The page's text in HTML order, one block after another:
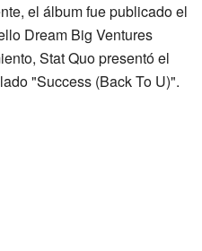
el álbum fue publicado el
Dream Big Ventures
Stat Quo presentó el
"Success (Back To U)".